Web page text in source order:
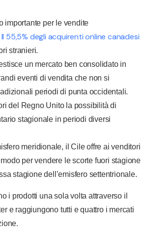
importante per le vendite
Il 55,5% degli acquirenti online canadesi
stranieri.
un mercato ben consolidato in
eventi di vendita che non si
periodi di punta occidentali.
del Regno Unito la possibilità di
stagionale in periodi diversi
meridionale, il Cile offre ai venditori
per vendere le scorte fuori stagione
stagione dell’emisfero settentrionale.
i prodotti una sola volta attraverso il
e raggiungono tutti e quattro i mercati